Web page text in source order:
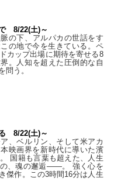
8/22(土)～
の下、アルパカの世話をす
の地で今を生きている。ペ
カップ出場に期待を寄せる8
。人知を超えた圧倒的な自
問う。
8/22(土)～
、ベルリン、そして米アカ
映画界を新時代に導いた濱
国籍も言葉も超えた、人生
、魂の邂逅――。 強く心を
傑作。この3時間16分は人生